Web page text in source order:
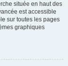
située en haut des
est accessible
sur toutes les pages
graphiques